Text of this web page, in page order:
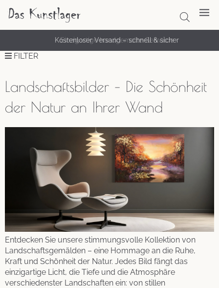
Kostenloser Versand – schnell & sicher
FILTER
Landschaftsbilder – Die Schönheit
der Natur an Ihrer Wand
Entdecken Sie unsere stimmungsvolle Kollektion von
Landschaftsgemälden – eine Hommage an die Ruhe,
Kraft und Schönheit der Natur. Jedes Bild fängt das
einzigartige Licht, die Tiefe und die Atmosphäre
verschiedenster Landschaften ein: von stillen